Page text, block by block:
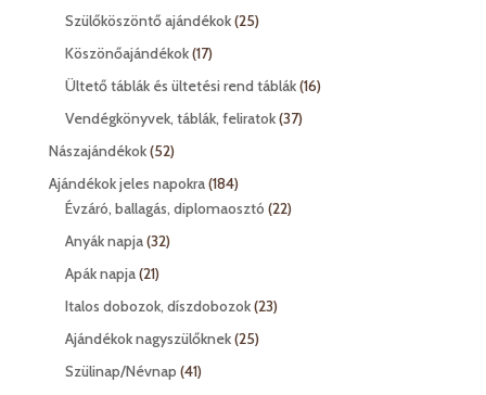
Szülőköszöntő ajándékok 2525
Köszönőajándékok 1717
termék
Ültető táblák és ültetési rend táblák 1616
Vendégkönyvek, táblák, feliratok 3737
Nászajándékok 5252
termék
Ajándékok jeles napokra 184184
termék
Évzáró, ballagás, diplomaosztó 2222
Anyák napja 3232
Apák napja 2121
termék
Italos dobozok, díszdobozok 2323
Ajándékok nagyszülőknek 2525
Szülinap/Névnap 4141